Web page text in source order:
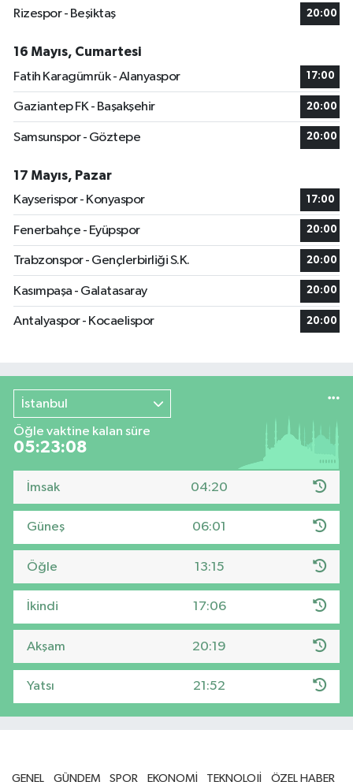
Rizespor - Beşiktaş
20:00
16 Mayıs, Cumartesi
Fatih Karagümrük - Alanyaspor
17:00
Gaziantep FK - Başakşehir 20:00
Samsunspor - Göztepe 20:00
17 Mayıs, Pazar
Kayserispor - Konyaspor
17:00
Fenerbahçe - Eyüpspor 20:00
Trabzonspor - Gençlerbirliği S.K. 20:00
Kasımpaşa - Galatasaray 20:00
Antalyaspor - Kocaelispor 20:00
İstanbul
Öğle vaktine kalan süre
05:23:07
İmsak 04:20
Güneş 06:01
Öğle 13:15
İkindi 17:06
Akşam 20:19
Yatsı 21:52
GENEL GÜNDEM SPOR EKONOMİ TEKNOLOJİ
ÖZEL HABER